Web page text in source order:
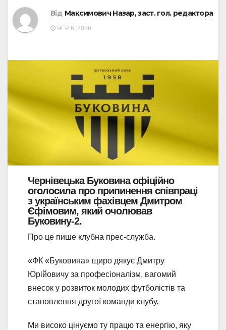
Від Максимович Назар, заст. гол. редактора
ЧЕР 6, 2026
Чернівецька Буковина офіційно
оголосила про припинення співпраці
з українським фахівцем Дмитром
Єфімовим, який очолював
Буковину-2.
Про це пише клубна прес-служба.
«ФК «Буковина» щиро дякує Дмитру
Юрійовичу за професіоналізм, вагомий
внесок у розвиток молодих футболістів та
становлення другої команди клубу.
Ми високо цінуємо ту працю та енергію, яку